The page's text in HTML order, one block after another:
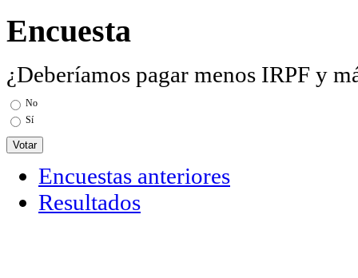
Encuesta
¿Deberíamos pagar menos IRPF y
Opciones
No
Sí
Encuestas anteriores
Resultados